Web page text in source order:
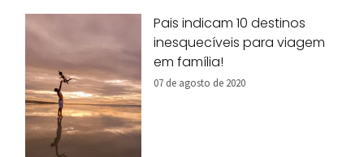
Pais indicam 10 destinos
inesquecíveis para viagem
em família!
07 de agosto de 2020